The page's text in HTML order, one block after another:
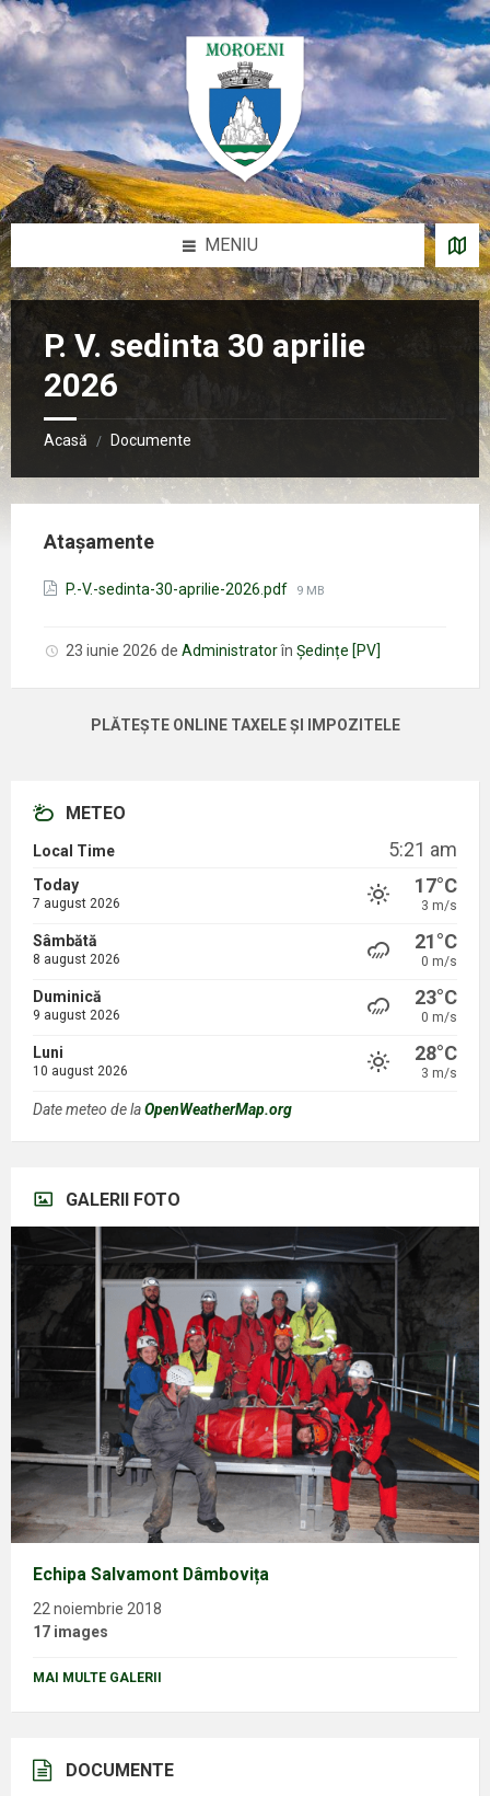
Sari
la
conținut
Salt
la
bara
laterală
stângă
Salt
la
bara
laterală
dreaptă
Salt
la
subsol
MENIU
P. V. sedinta 30 aprilie
2026
Acasă / Documente
Atașamente
P.-V.-sedinta-30-aprilie-2026.pdf Mărimea
9 MB
23 iunie 2026 de Administratorîn Ședințe [PV]
PLĂTEȘTE ONLINE TAXELE ȘI IMPOZITELE
METEO
Local Time 5:21 am
Today
7 august 2026
17°C
3 m/s
Sâmbătă
8 august 2026
21°C
0 m/s
Duminică
9 august 2026
23°C
0 m/s
Luni
10 august 2026
28°C
3 m/s
Date meteo de laOpenWeatherMap.org
GALERII FOTO
Echipa Salvamont Dâmbovița
22 noiembrie 2018
17 images
MAI MULTE GALERII
DOCUMENTE